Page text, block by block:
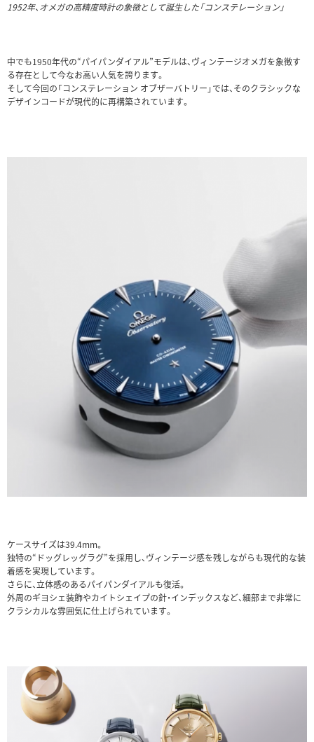
1952年、オメガの高精度時計の象徴として誕生した「コンステレーション」
中でも1950年代の“パイパンダイアル”モデルは、ヴィンテージオメガを象徴す
る存在として今なお高い人気を誇ります。
そして今回の「コンステレーション オブザーバトリー」では、そのクラシックな
デザインコードが現代的に再構築されています。
ケースサイズは39.4mm。
独特の“ドッグレッグラグ”を採用し、ヴィンテージ感を残しながらも現代的な装
着感を実現しています。
さらに、立体感のあるパイパンダイアルも復活。
外周のギヨシェ装飾やカイトシェイプの針・インデックスなど、細部まで非常に
クラシカルな雰囲気に仕上げられています。